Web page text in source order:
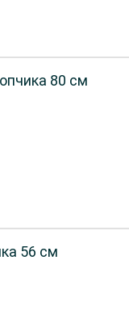
80 см
56 см